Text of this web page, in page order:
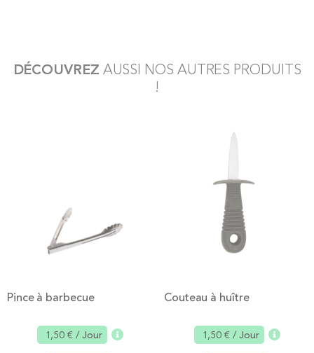
DÉCOUVREZAUSSI NOS AUTRES PRODUITS
!
Pince à barbecue
1,50 €/ Jour
Couteau à huître
1,50 €/ Jour